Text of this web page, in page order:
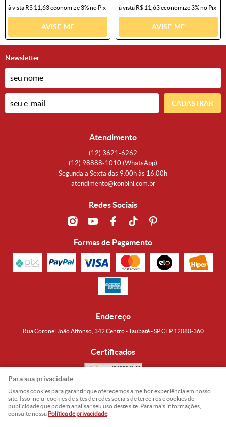
à vista R$ 11,63economize3%no Pix
AVISE-ME
à vista R$ 11,63economize3%no Pix
AVISE-ME
Newsletter
CADASTRAR
Atendimento
(12) 3621-6262
(12) 98888-1010 (WhatsApp)
Segunda a Sexta das 9:00h às 16:00h
atendimento@konbini.com.br
Redes Sociais
Formas de Pagamento
Endereço
Rua Coronel João Affonso, 342 Centro - Taubaté - SP CEP 12080-360
Certificados
Noguti & Amaral Produtos Orientais LTDA CNPJ: 15.427.609/0001-19
Formas de Envio
Para sua privacidade
Usamos cookies para garantir que oferecemos a melhor experiência em nosso
site. Isso inclui cookies de sites de redes sociais de terceiros e cookies de
publicidade que podem analisar seu uso deste site. Para mais informações,
consulte nossa Política de privacidade.